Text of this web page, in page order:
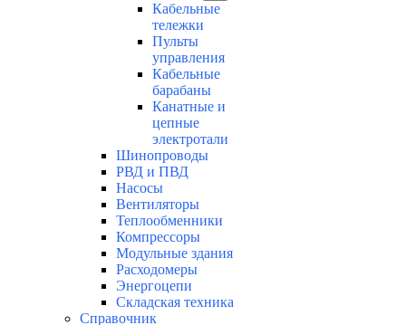
Кабельные
тележки
Пульты
управления
Кабельные
барабаны
Канатные и
цепные
электротали
Шинопроводы
РВД и ПВД
Насосы
Вентиляторы
Теплообменники
Компрессоры
Модульные здания
Расходомеры
Энергоцепи
Складская техника
Справочник